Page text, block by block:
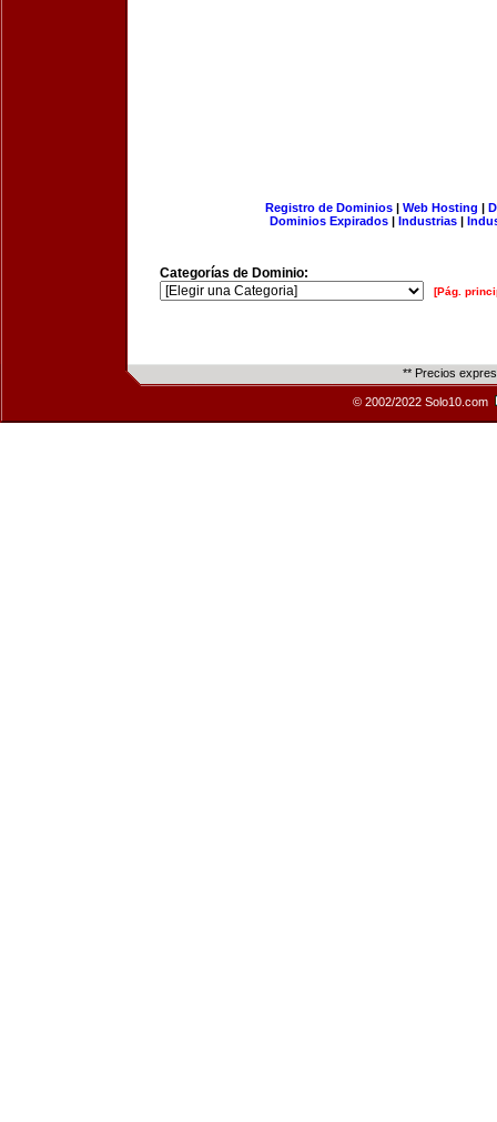
Registro de Dominios| Web Hosting |
Dominios Expirados | Industrias |
Categorías de Dominio:
[Pág.
** Precios
© 2002/2022 Solo10.com